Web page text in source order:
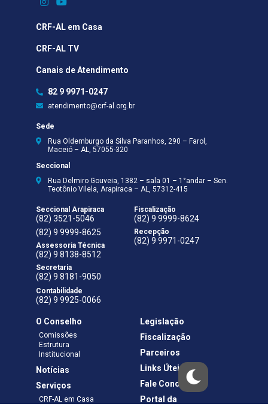
CRF-AL em Casa
CRF-AL TV
Canais de Atendimento
82 9 9971-0247
atendimento@crf-al.org.br
Sede
Rua Oldemburgo da Silva Paranhos, 290 – Farol,
Maceió – AL, 57055-320
Seccional
Rua Delmiro Gouveia, 1382 – sala 01 – 1°andar – Sen.
Teotônio Vilela, Arapiraca – AL, 57312-415
Seccional Arapiraca
(82) 3521-5046
(82) 9 9999-8625
Assessoria Técnica
(82) 9 8138-8512
Secretaria
(82) 9 8181-9050
Contabilidade
(82) 9 9925-0066
Fiscalização
(82) 9 9999-8624
Recepção
(82) 9 9971-0247
O Conselho
Comissões
Estrutura
Institucional
Notícias
Serviços
CRF-AL em Casa
Legislação
Fiscalização
Parceiros
Links Úteis
Fale Conosco
Portal da